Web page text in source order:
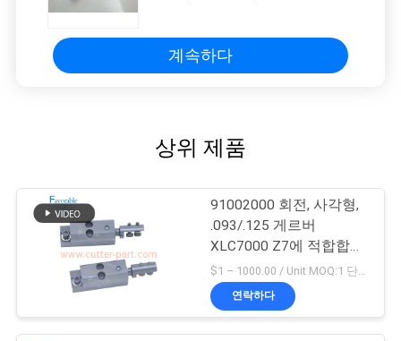
계속하다
상위 제품
91002000 회전, 사각형,
.093/.125 게르버
XLC7000 Z7에 적합합니
다
연락하다